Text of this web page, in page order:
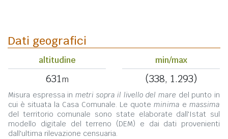
Dati geografici
altitudine
631m
min/max
(338, 1.293)
Misura espressa in metri sopra il livello del mare del punto in
cui è situata la Casa Comunale. Le quote minima e massima
del territorio comunale sono state elaborate dall'Istat sul
modello digitale del terreno (DEM) e dai dati provenienti
dall'ultima rilevazione censuaria.